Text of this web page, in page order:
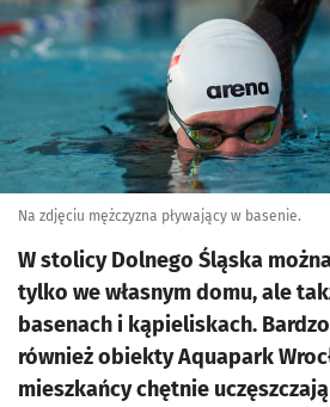
Na zdjęciu mężczyzna pływający w basenie.
W stolicy Dolnego Śląska
tylko we własnym domu, ale
basenach i kąpieliskach.
również obiekty Aquapark
mieszkańcy chętnie